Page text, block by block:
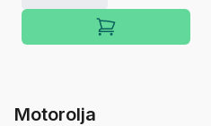
Motorolja